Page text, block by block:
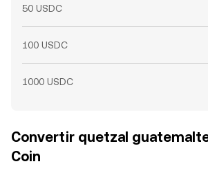
50 USDC
100 USDC
1000 USDC
Convertir quetzal
Coin